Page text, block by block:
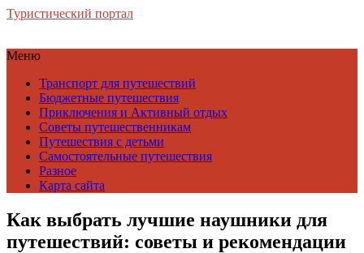
Туристический портал
Меню
Транспорт для путешествий
Бюджетные путешествия
Приключения и Активный отдых
Советы путешественникам
Путешествия с детьми
Самостоятельные путешествия
Разное
Карта сайта
Как выбрать лучшие наушники для
путешествий: советы и рекомендации